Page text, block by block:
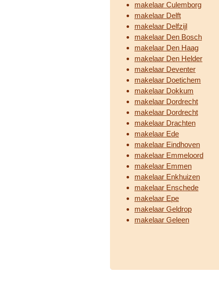
makelaar Culemborg
makelaar Delft
makelaar Delfzijl
makelaar Den Bosch
makelaar Den Haag
makelaar Den Helder
makelaar Deventer
makelaar Doetichem
makelaar Dokkum
makelaar Dordrecht
makelaar Dordrecht
makelaar Drachten
makelaar Ede
makelaar Eindhoven
makelaar Emmeloord
makelaar Emmen
makelaar Enkhuizen
makelaar Enschede
makelaar Epe
makelaar Geldrop
makelaar Geleen